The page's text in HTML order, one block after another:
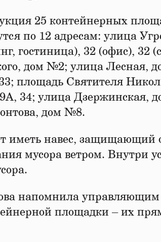
25 контейнерных
по 12 адресам: улица
гостиница), 32 (офис), 32
дом №2; улица Лесная,
площадь Святителя
34; улица Дзержинская,
дом №8.
иметь навес, защищающий
мусора ветром. Внутри
напомнила
площадки – их